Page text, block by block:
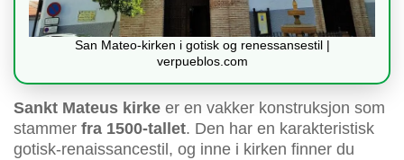
San Mateo-kirken i gotisk og renessansestil |
verpueblos.com
Sankt Mateus kirke er en vakker konstruksjon som
stammer fra 1500-tallet. Den har en karakteristisk
gotisk-renaissancestil, og inne i kirken finner du